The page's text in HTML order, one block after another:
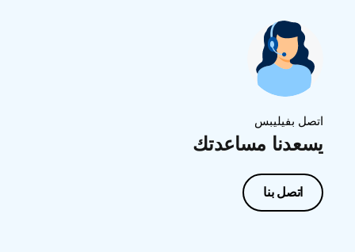
اتصل بفيليبس
يسعدنا مساعدتك
اتصل بنا